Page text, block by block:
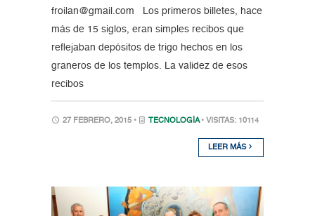
froilan@gmail.com Los primeros billetes, hace
más de 15 siglos, eran simples recibos que
reflejaban depósitos de trigo hechos en los
graneros de los templos. La validez de esos
recibos
27 FEBRERO, 2015 • TECNOLOGÍA • VISITAS: 10114
LEER MÁS